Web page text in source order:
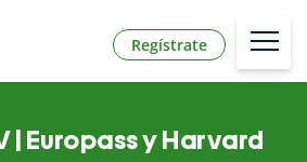
Regístrate
| Europass y Harvard